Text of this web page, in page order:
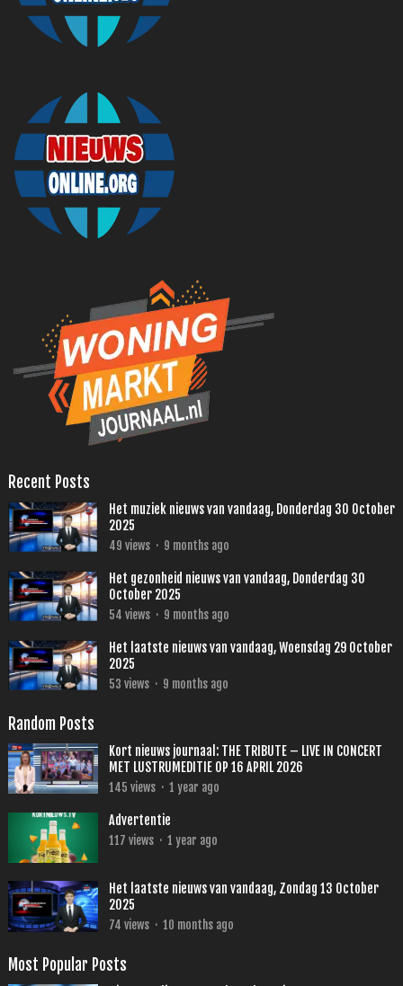
Recent Posts
Het muziek nieuws van vandaag, Donderdag 30 October
2025
49 views · 9 months ago
Het gezonheid nieuws van vandaag, Donderdag 30
October 2025
54 views · 9 months ago
Het laatste nieuws van vandaag, Woensdag 29 October
2025
53 views · 9 months ago
Random Posts
Kort nieuws journaal: THE TRIBUTE – LIVE IN CONCERT
MET LUSTRUMEDITIE OP 16 APRIL 2026
145 views · 1 year ago
Advertentie
117 views · 1 year ago
Het laatste nieuws van vandaag, Zondag 13 October
2025
74 views · 10 months ago
Most Popular Posts